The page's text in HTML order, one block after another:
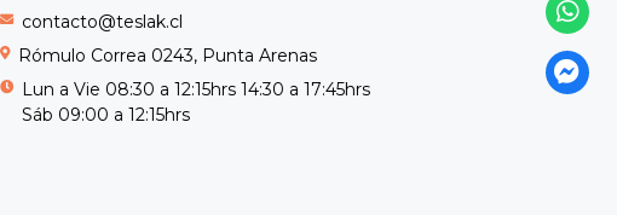
contacto@teslak.cl
Rómulo Correa 0243, Punta Arenas
Lun a Vie 08:30 a 12:15hrs 14:30 a 17:45hrs
Sáb 09:00 a 12:15hrs